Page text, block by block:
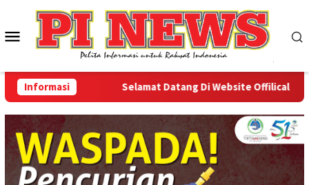
konten
Menu
Mobile
Informasi Selamat Datang Di Website Offilical PI-